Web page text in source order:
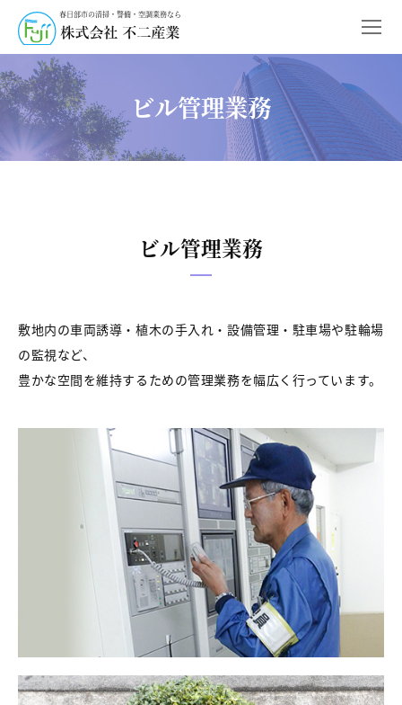
春日部市の清掃・警備・空調業務なら
ビル管理業務
ビル管理業務
敷地内の車両誘導・植木の手入れ・設備管理・駐車場や駐輪場
の監視など、
豊かな空間を維持するための管理業務を幅広く行っています。